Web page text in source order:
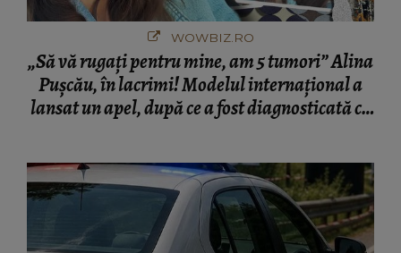
WOWBIZ.RO
„Să vă rugați pentru mine, am 5 tumori” Alina
Pușcău, în lacrimi! Modelul internațional a
lansat un apel, după ce a fost diagnosticată cu